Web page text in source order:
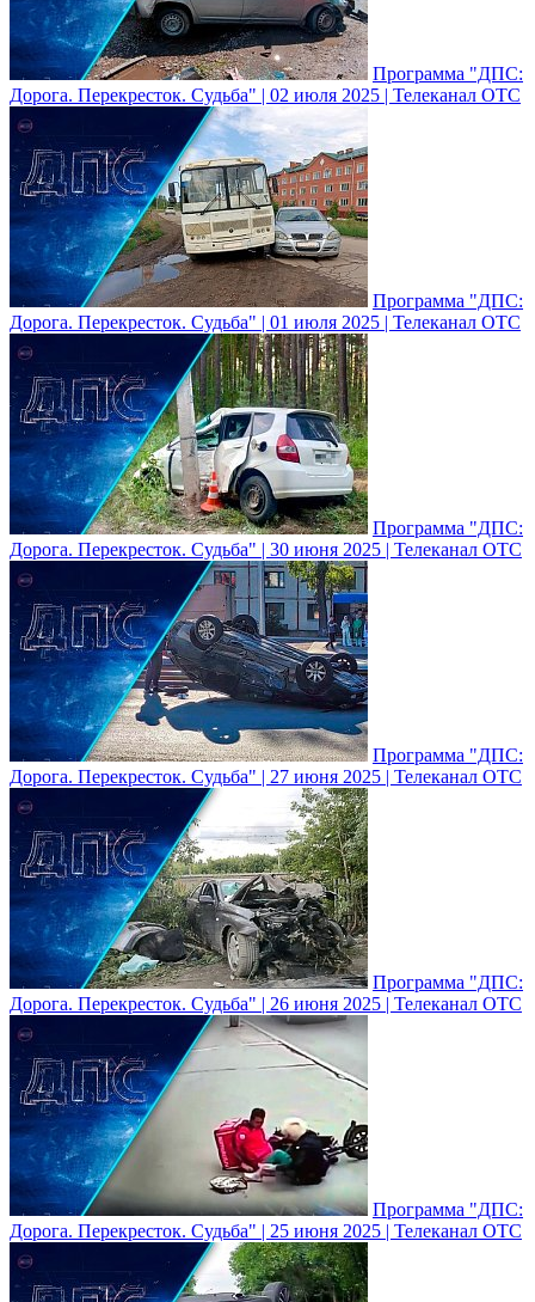
Программа "ДПС:
Дорога. Перекресток. Судьба" | 02 июля 2025 | Телеканал ОТС
Программа "ДПС:
Дорога. Перекресток. Судьба" | 01 июля 2025 | Телеканал ОТС
Программа "ДПС:
Дорога. Перекресток. Судьба" | 30 июня 2025 | Телеканал ОТС
Программа "ДПС:
Дорога. Перекресток. Судьба" | 27 июня 2025 | Телеканал ОТС
Программа "ДПС:
Дорога. Перекресток. Судьба" | 26 июня 2025 | Телеканал ОТС
Программа "ДПС:
Дорога. Перекресток. Судьба" | 25 июня 2025 | Телеканал ОТС